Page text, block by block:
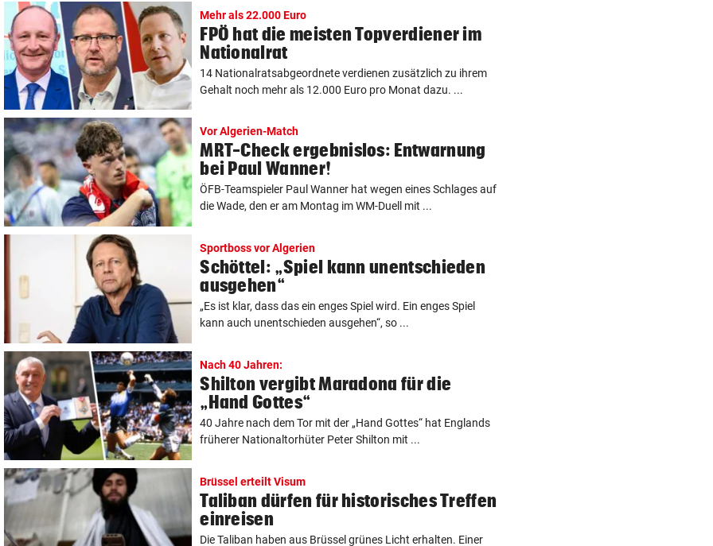
Mehr als 22.000 Euro
FPÖ hat die meisten Topverdiener im
Nationalrat
14 Nationalratsabgeordnete verdienen zusätzlich zu ihrem
Gehalt noch mehr als 12.000 Euro pro Monat dazu. ...
Vor Algerien-Match
MRT-Check ergebnislos: Entwarnung
bei Paul Wanner!
ÖFB-Teamspieler Paul Wanner hat wegen eines Schlages auf
die Wade, den er am Montag im WM-Duell mit ...
Sportboss vor Algerien
Schöttel: „Spiel kann unentschieden
ausgehen“
„Es ist klar, dass das ein enges Spiel wird. Ein enges Spiel
kann auch unentschieden ausgehen“, so ...
Nach 40 Jahren:
Shilton vergibt Maradona für die
„Hand Gottes“
40 Jahre nach dem Tor mit der „Hand Gottes“ hat Englands
früherer Nationaltorhüter Peter Shilton mit ...
Brüssel erteilt Visum
Taliban dürfen für historisches Treffen
einreisen
Die Taliban haben aus Brüssel grünes Licht erhalten. Einer